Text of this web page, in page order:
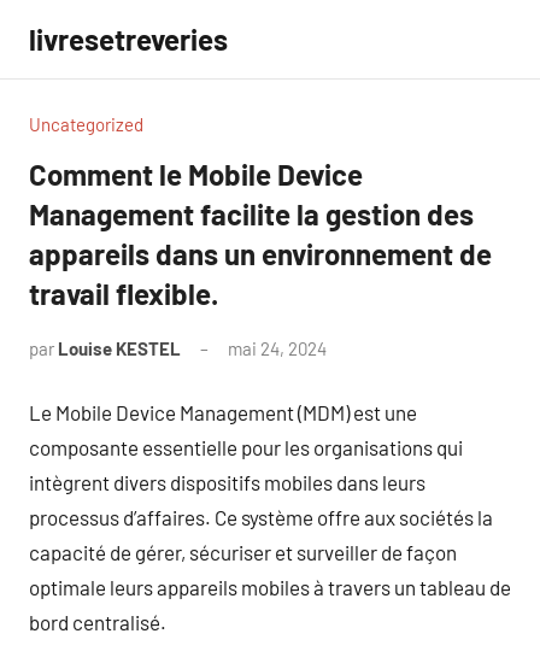
contenu
livresetreveries
Uncategorized
Comment le Mobile Device
Management facilite la gestion des
appareils dans un environnement de
travail flexible.
par Louise KESTEL mai 24, 2024
Le Mobile Device Management (MDM) est une
composante essentielle pour les organisations qui
intègrent divers dispositifs mobiles dans leurs
processus d’affaires. Ce système offre aux sociétés la
capacité de gérer, sécuriser et surveiller de façon
optimale leurs appareils mobiles à travers un tableau de
bord centralisé.